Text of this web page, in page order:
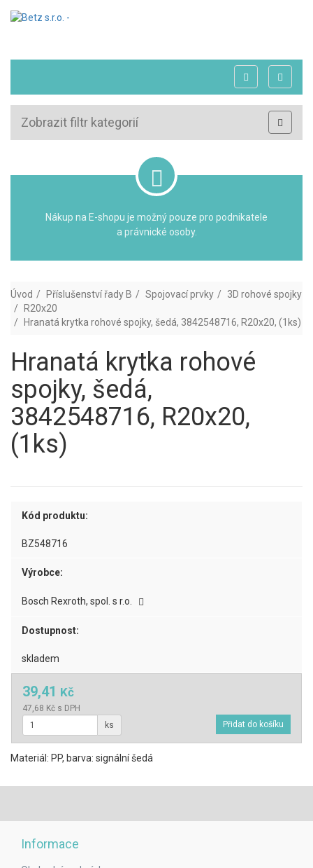
Zobrazit filtr kategorií
Nákup na E-shopu je možný pouze pro podnikatele
a právnické osoby.
Úvod Příslušenství řady B Spojovací prvky
3D rohové spojky
R20x20
Hranatá krytka rohové spojky, šedá, 3842548716, R20x20, (1ks)
Hranatá krytka rohové
spojky, šedá,
3842548716, R20x20,
(1ks)
Kód produktu:
BZ548716
Výrobce:
Bosch Rexroth, spol. s r.o.
Dostupnost:
skladem
39,41 Kč
47,68 Kč s DPH
ks
Materiál: PP, barva: signální šedá
Informace